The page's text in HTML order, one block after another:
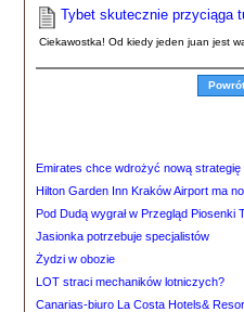
Tybet skutecznie przyciąga
Ciekawostka! Od kiedy jeden juan jest
Emirates chce wdrożyć nową strategię
Hilton Garden Inn Kraków Airport ma
Pod Dudą wygrał w Przegląd Piosenki
Jasionka potrzebuje specjalistów
Żydzi w obozie
LOT straci mechaników lotniczych?
Canarias-biuro La Costa Hotels&